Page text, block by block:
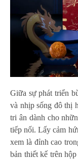
Giữa sự phát triển
và nhịp sống đô thị
tri ân dành cho
tiếp nối. Lấy cảm
xem là đỉnh cao
bản thiết kế trên